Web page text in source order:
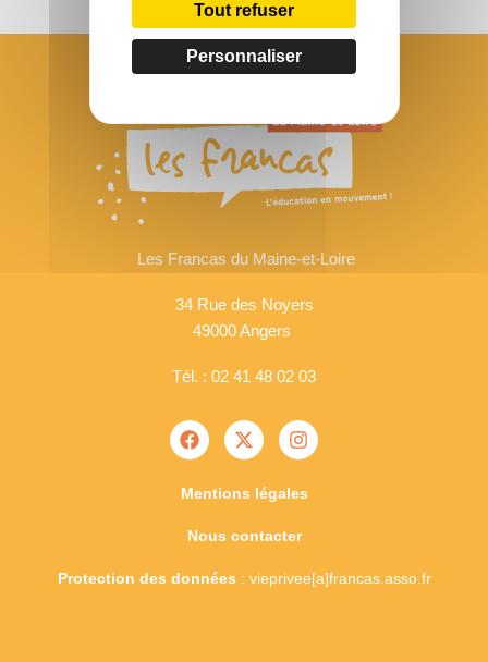
Tout refuser
Personnaliser
Les Francas du Maine-et-Loire
34 Rue des Noyers
49000 Angers
Tél. : 02 41 48 02 03
Mentions légales
Nous contacter
Protection des données : vieprivee[a]francas.asso.fr